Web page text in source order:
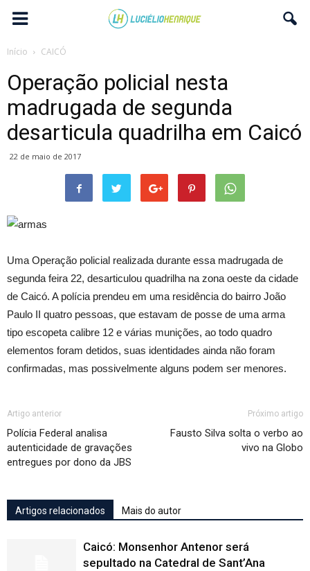
Início CAICÓ
Operação policial nesta
madrugada de segunda
desarticula quadrilha em Caicó
22 de maio de 2017
Uma Operação policial realizada durante essa madrugada de
segunda feira 22, desarticulou quadrilha na zona oeste da cidade
de Caicó. A polícia prendeu em uma residência do bairro João
Paulo II quatro pessoas, que estavam de posse de uma arma
tipo escopeta calibre 12 e várias munições, ao todo quadro
elementos foram detidos, suas identidades ainda não foram
confirmadas, mas possivelmente alguns podem ser menores.
Artigo anterior
Polícia Federal analisa
autenticidade de gravações
entregues por dono da JBS
Próximo artigo
Fausto Silva solta o verbo ao
vivo na Globo
Artigos relacionados Mais do autor
Caicó: Monsenhor Antenor será
sepultado na Catedral de Sant’Ana